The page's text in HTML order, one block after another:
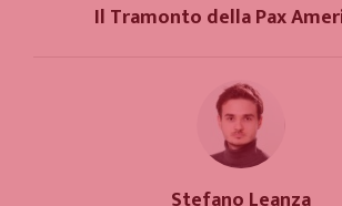
Il Tramonto della Pax